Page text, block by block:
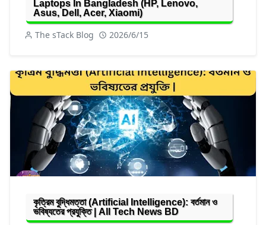
Laptops In Bangladesh (HP, Lenovo,
Asus, Dell, Acer, Xiaomi)
The sTack Blog 2026/6/15
কৃত্রিম বুদ্ধিমত্তা (Artificial Intelligence): বর্তমান ও
ভবিষ্যতের প্রযুক্তি | All Tech News BD